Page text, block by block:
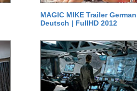
MAGIC MIKE Trailer German
Deutsch | FullHD 2012